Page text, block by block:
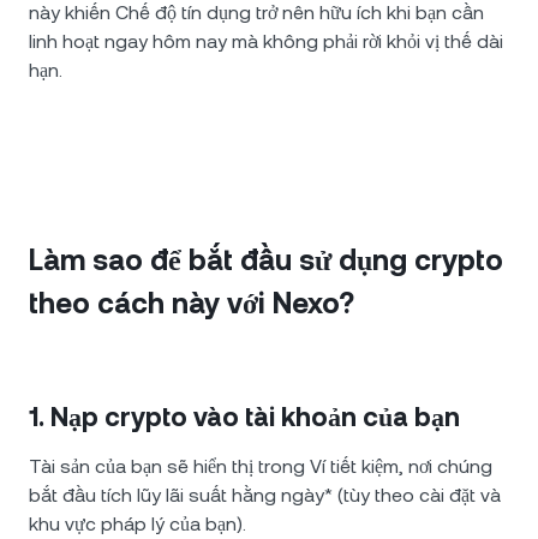
này khiến Chế độ tín dụng trở nên hữu ích khi bạn cần
linh hoạt ngay hôm nay mà không phải rời khỏi vị thế dài
hạn.
Làm sao để bắt đầu sử dụng crypto
theo cách này với Nexo?
1. Nạp crypto vào tài khoản của bạn
Tài sản của bạn sẽ hiển thị trong Ví tiết kiệm, nơi chúng
bắt đầu tích lũy lãi suất hằng ngày* (tùy theo cài đặt và
khu vực pháp lý của bạn).